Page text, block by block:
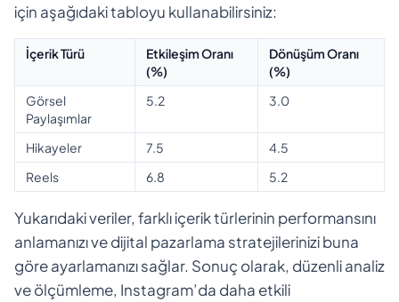
için aşağıdaki tabloyu kullanabilirsiniz:
İçerik Türü
Etkileşim Oranı
(%)
Dönüşüm Oranı
(%)
Görsel
Paylaşımlar
5.2 3.0
Hikayeler 7.5
4.5
Reels
6.8 5.2
Yukarıdaki veriler, farklı içerik türlerinin performansını
anlamanızı ve dijital pazarlama stratejilerinizi buna
göre ayarlamanızı sağlar. Sonuç olarak, düzenli analiz
ve ölçümleme, Instagram’da daha etkili